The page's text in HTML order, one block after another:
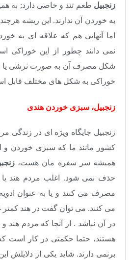
زنجبیل طعم تند و خاصی دارد; به
به خوردن آن ندارند. این ریشه
اما آنهایی هم که علاقه ای به
نمی دانند چطور از این خوراکی
شکل مصرف آن به صورت ترشی یا
خوراکی به شکل های مختلف قابل
زنجبیل، سبزی خوردن هندی
زنجبیل جایگاه ویژه ای در زندگی
کشور مانند ما که سبزی خوردن و
همیشه سر سفره مان هست،
حذف نمی شود. اغلب مردم هند
مصرف می کنند و یا به عنوان
می کنند. می توان گفت در هند کمتر
در آن نباشد . از آنجا که مردم
هستند، حتما حکمتی در کار است
برنمی دارند. شاید یکی از دلایلش